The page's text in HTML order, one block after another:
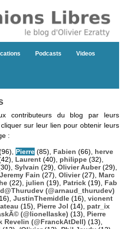
Podcasts Videos
contributeurs du blog par leurs
sur leur lien pour obtenir leurs
:
Pierre (85), Fabien (66), herve
Laurent (40), philippe (32),
Sylvain (29), Olivier Auber(29),
Jeremy Fain (27), Olivier(27), Marc
(22), julien (19), Patrick (19), Fab
(@arnaud_thurudev)
JustinThemiddle (16), vicnent
(15), Pierre Jol (14), patr_ix
(@lionellaske) (13), Pierre
Revelin (@FranckAtDell) (13),